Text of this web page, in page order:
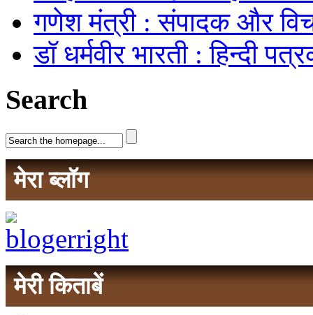
गणेश मंत्री : संपादक और
डॉ धर्मवीर भारती : हिन्दी
Search
मेरा ब्लॉग
मेरी किताबें